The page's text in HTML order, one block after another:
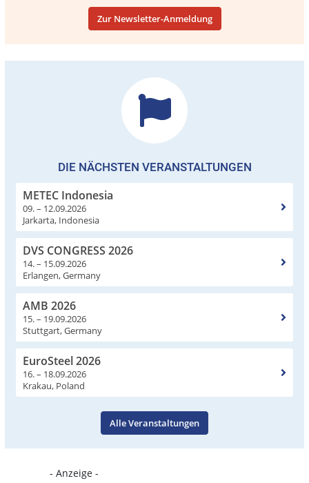
Zur Newsletter-Anmeldung
DIE NÄCHSTEN VERANSTALTUNGEN
METEC Indonesia
09. – 12.09.2026
Jarkarta, Indonesia
DVS CONGRESS 2026
14. – 15.09.2026
Erlangen, Germany
AMB 2026
15. – 19.09.2026
Stuttgart, Germany
EuroSteel 2026
16. – 18.09.2026
Krakau, Poland
Alle Veranstaltungen
- Anzeige -